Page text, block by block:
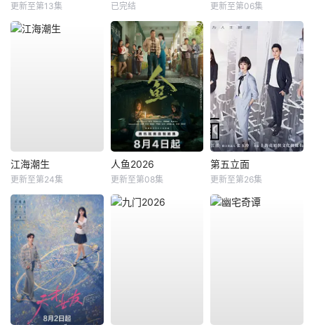
更新至第13集 已完结 更新至第06集
江海潮生
更新至第24集
人鱼2026
更新至第08集
第五立面
更新至第26集